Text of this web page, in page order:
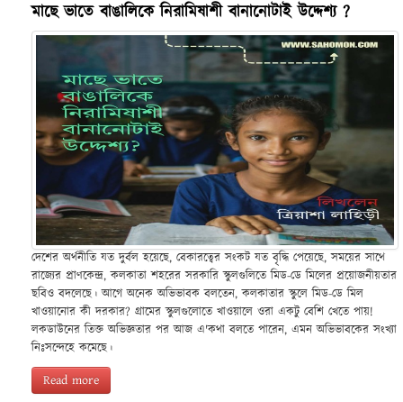
মাছে ভাতে বাঙালিকে নিরামিষাশী বানানোটাই উদ্দেশ্য ?
দেশের অর্থনীতি যত দুর্বল হয়েছে, বেকারত্বের সংকট যত বৃদ্ধি পেয়েছে, সময়ের সাথে
রাজ্যের প্রাণকেন্দ্র, কলকাতা শহরের সরকারি স্কুলগুলিতে মিড-ডে মিলের প্রয়োজনীয়তার
ছবিও বদলেছে। আগে অনেক অভিভাবক বলতেন, কলকাতার স্কুলে মিড-ডে মিল
খাওয়ানোর কী দরকার? গ্রামের স্কুলগুলোতে খাওয়ালে ওরা একটু বেশি খেতে পায়!
লকডাউনের তিক্ত অভিজ্ঞতার পর আজ এ'কথা বলতে পারেন, এমন অভিভাবকের সংখ্যা
নিঃসন্দেহে কমেছে।
Read more